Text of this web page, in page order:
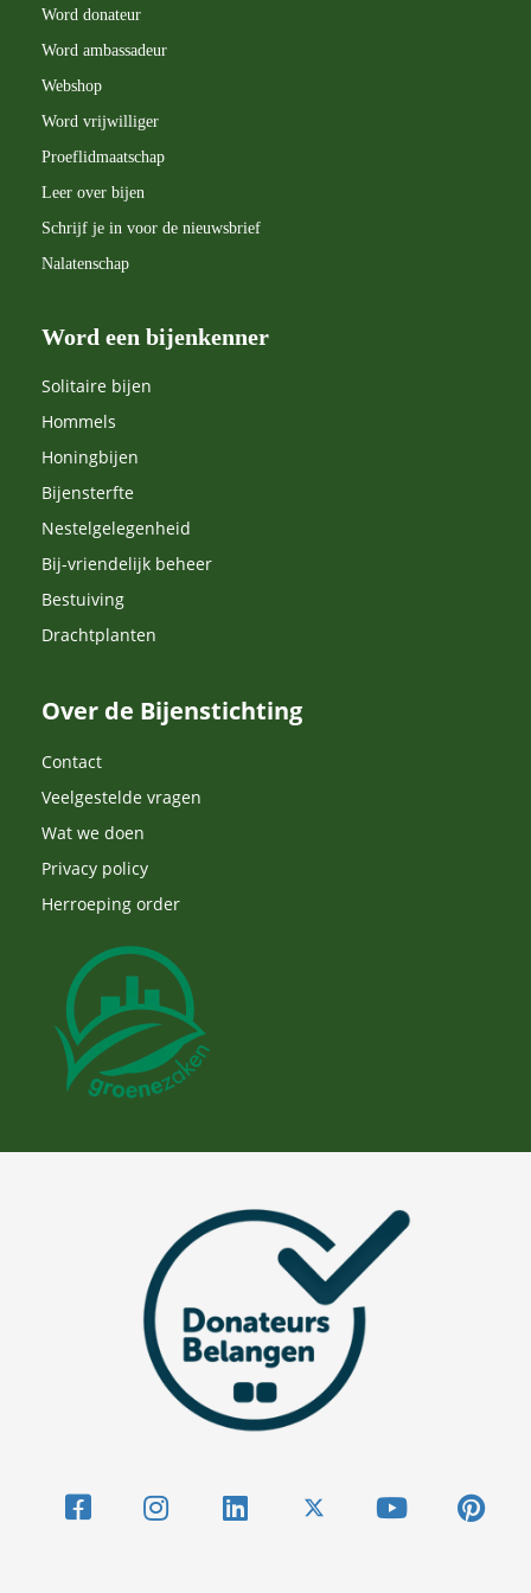
voedselvoorziening en ecosystemen. Daarnaast
verzorgt hij regelmatig lezingen, workshops en
excursies over bijen en natuurbeleving.Met zijn
blogs wil Jaap mensen inspireren om bewuster om
te gaan met natuur en zelf bij te dragen aan een
bijvriendelijke leefomgeving.
Word donateur
Word ambassadeur
Webshop
Word vrijwilliger
Proeflidmaatschap
Leer over bijen
Schrijf je in voor de nieuwsbrief
Nalatenschap
Word een bijenkenner
Solitaire bijen
Hommels
Honingbijen
Bijensterfte
Nestelgelegenheid
Bij-vriendelijk beheer
Bestuiving
Drachtplanten
Over de Bijenstichting
Contact
Veelgestelde vragen
Wat we doen
Privacy policy
Herroeping order